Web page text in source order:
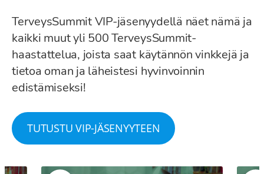
TerveysSummit VIP-jäsenyydellä näet nämä ja
kaikki muut yli 500 TerveysSummit-
haastattelua, joista saat käytännön vinkkejä ja
tietoa oman ja läheistesi hyvinvoinnin
edistämiseksi!
TUTUSTU VIP-JÄSENYYTEEN